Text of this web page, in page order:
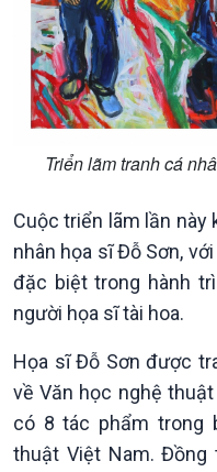
Podcast
Triển lãm tranh cá
Cuộc triển lãm lần này
nhân họa sĩ Đỗ Sơn,
đặc biệt trong hành
người họa sĩ tài hoa.
Họa sĩ Đỗ Sơn được
về Văn học nghệ
có 8 tác phẩm trong
thuật Việt Nam. Đồng